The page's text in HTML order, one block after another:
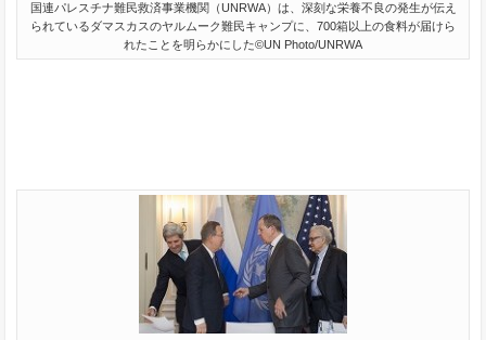
国連パレスチナ難民救済事業機関（UNRWA）は、深刻な栄養不良の発生が伝え
られているダマスカスのヤルムーク難民キャンプに、700箱以上の食料が届けら
れたことを明らかにした©UN Photo/UNRWA